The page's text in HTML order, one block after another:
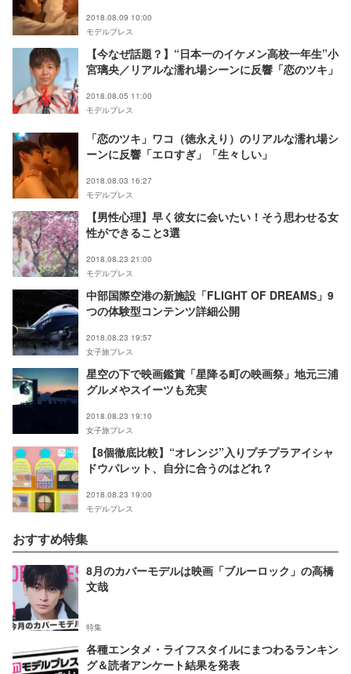
2018.08.09 10:00
モデルプレス
【今なぜ話題？】“日本一のイケメン高校一年生”小
宮璃央／リアルな濡れ場シーンに反響「恋のツキ」
2018.08.05 11:00
モデルプレス
「恋のツキ」ワコ（徳永えり）のリアルな濡れ場シ
ーンに反響「エロすぎ」「生々しい」
2018.08.03 16:27
モデルプレス
【男性心理】早く彼女に会いたい！そう思わせる女
性ができること3選
2018.08.23 21:00
モデルプレス
中部国際空港の新施設「FLIGHT OF DREAMS」9
つの体験型コンテンツ詳細公開
2018.08.23 19:57
女子旅プレス
星空の下で映画鑑賞「星降る町の映画祭」地元三浦
グルメやスイーツも充実
2018.08.23 19:10
女子旅プレス
【8個徹底比較】“オレンジ”入りプチプラアイシャ
ドウパレット、自分に合うのはどれ？
2018.08.23 19:00
モデルプレス
おすすめ特集
8月のカバーモデルは映画「ブルーロック」の高橋
文哉
特集
各種エンタメ・ライフスタイルにまつわるランキン
グ＆読者アンケート結果を発表